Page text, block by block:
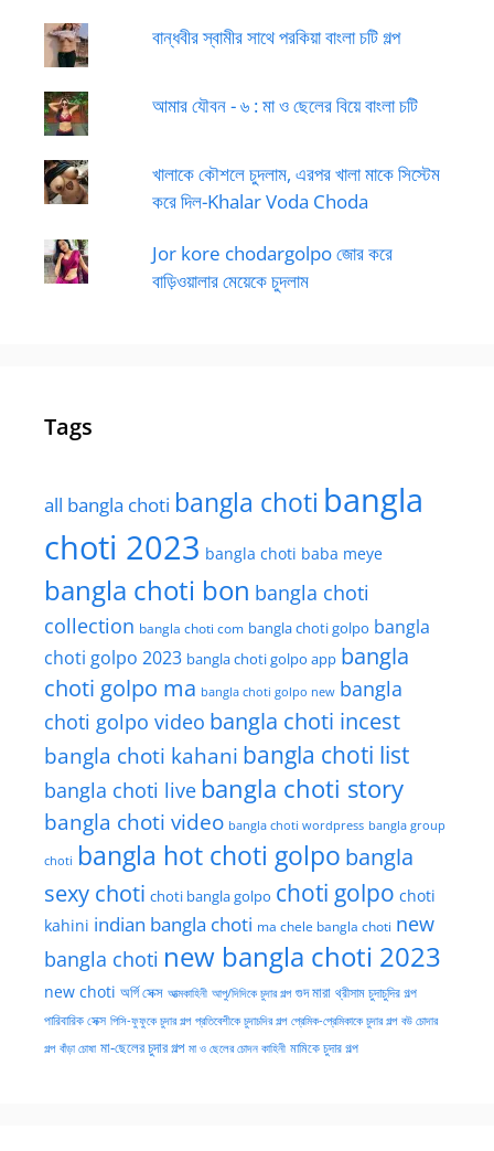
বান্ধবীর স্বামীর সাথে পরকিয়া বাংলা চটি গল্প
আমার যৌবন - ৬ : মা ও ছেলের বিয়ে বাংলা চটি
খালাকে কৌশলে চুদলাম, এরপর খালা মাকে সিস্টেম
করে দিল-Khalar Voda Choda
Jor kore chodargolpo জোর করে
বাড়িওয়ালার মেয়েকে চুদলাম
Tags
all bangla choti bangla choti bangla
choti 2023 bangla choti baba meye
bangla choti bon bangla choti
collection bangla choti com bangla choti golpo bangla
choti golpo 2023 bangla choti golpo app bangla
choti golpo ma bangla choti golpo new bangla
choti golpo video bangla choti incest
bangla choti kahani bangla choti list
bangla choti live bangla choti story
bangla choti video bangla choti wordpress bangla group
choti bangla hot choti golpo bangla
sexy choti choti bangla golpo choti golpo choti
kahini indian bangla choti ma chele bangla choti new
bangla choti new bangla choti 2023
new choti অর্গি সেক্স আত্মকাহিনী আপু/দিদিকে চুদার গল্প গুদ মারা থ্রীসাম চুদাচুদির গল্প
পারিবারিক সেক্স পিসি-ফুফুকে চুদার গল্প প্রতিবেশীকে চুদাচদির গল্প প্রেমিক-প্রেমিকাকে চুদার গল্প বউ চোদার
গল্প বাঁড়া চোষা মা-ছেলের চুদার গল্প মা ও ছেলের চোদন কাহিনী মামিকে চুদার গল্প